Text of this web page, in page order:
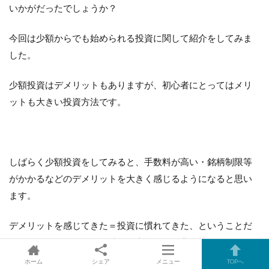
いかがだったでしょうか？
今回は少額からでも始められる投資に関して紹介をしてみま
した。
少額投資はデメリットもありますが、初心者にとってはメリ
ットも大きい投資方法です。
しばらく少額投資をしてみると、手数料が高い・銘柄制限等
がかかるなどのデメリットを大きく感じるようになると思い
ます。
デメリットを感じてきた＝投資に慣れてきた、ということだ
と思いますので、この段階で、本格的に企業の株価分析など
を行い、個別株の投資などにチャレンジしてみてもいいかも
ホーム シェア メニュー TOPへ